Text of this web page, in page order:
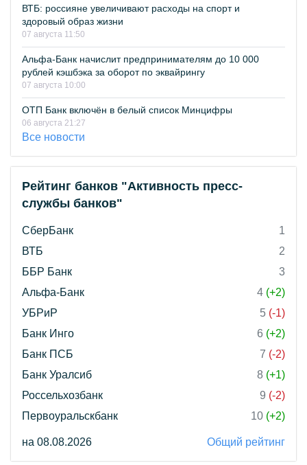
ВТБ: россияне увеличивают расходы на спорт и
здоровый образ жизни
07 августа 11:50
Альфа-Банк начислит предпринимателям до 10 000
рублей кэшбэка за оборот по эквайрингу
07 августа 10:00
ОТП Банк включён в белый список Минцифры
06 августа 21:27
Все новости
Рейтинг банков "Активность пресс-
службы банков"
СберБанк
1
ВТБ
2
ББР Банк
3
Альфа-Банк
4 (+2)
УБРиР
5 (-1)
Банк Инго
6 (+2)
Банк ПСБ
7 (-2)
Банк Уралсиб
8 (+1)
Россельхозбанк
9 (-2)
Первоуральскбанк
10 (+2)
на 08.08.2026 Общий рейтинг